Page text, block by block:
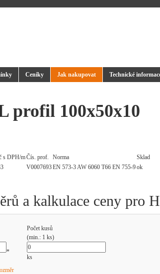
Ceníky Jak nakupovat Technické
profil 100x50x10
s DPH/mČís. prof. Norma
Sklad
V0007693EN 573-3 AW 6060 T66 EN 755-9ok
a kalkulace ceny
Počet kusů
(min.: 1 ks)
*
ks